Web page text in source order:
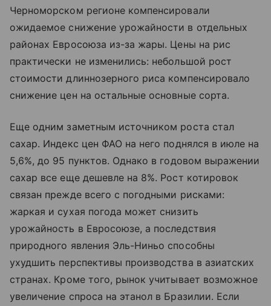
Черноморском регионе компенсировали
ожидаемое снижение урожайности в отдельных
районах Евросоюза из-за жары. Цены на рис
практически не изменились: небольшой рост
стоимости длиннозерного риса компенсировало
снижение цен на остальные основные сорта.
Еще одним заметным источником роста стал
сахар. Индекс цен ФАО на него поднялся в июле на
5,6%, до 95 пунктов. Однако в годовом выражении
сахар все еще дешевле на 8%. Рост котировок
связан прежде всего с погодными рисками:
жаркая и сухая погода может снизить
урожайность в Евросоюзе, а последствия
природного явления Эль-Ниньо способны
ухудшить перспективы производства в азиатских
странах. Кроме того, рынок учитывает возможное
увеличение спроса на этанол в Бразилии. Если